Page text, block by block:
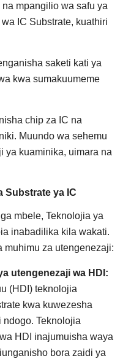
mpangilio wa safu ya
IC Substrate, kuathiri
saketi kati ya
kwa sumakuumeme
chip za IC na
Muundo wa sehemu
ya kuaminika, uimara na
Substrate ya IC
mbele, Teknolojia ya
inabadilika kila wakati.
muhimu za utengenezaji:
utengenezaji wa HDI:
(HDI) teknolojia
kwa kuwezesha
Teknolojia
HDI inajumuisha waya
bora zaidi ya